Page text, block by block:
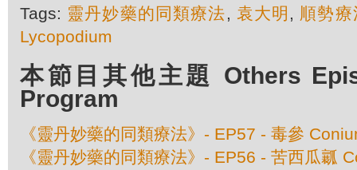
Tags: 靈丹妙藥的同類療法, 袁大明 , 順勢療
Lycopodium
本節目其他主題 Others
Program
《靈丹妙藥的同類療法》- EP57 - 毒參
《靈丹妙藥的同類療法》- EP56 - 苦西瓜瓤